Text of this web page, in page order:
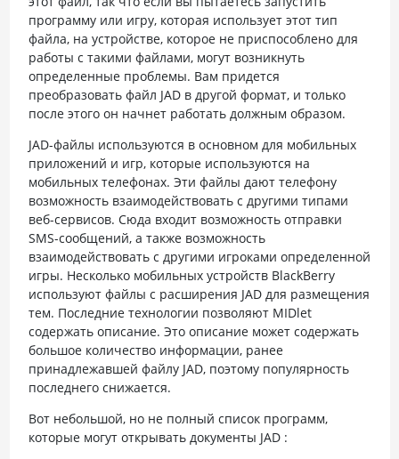
программу или игру, которая использует этот тип
файла, на устройстве, которое не приспособлено для
работы с такими файлами, могут возникнуть
определенные проблемы. Вам придется
преобразовать файл JAD в другой формат, и только
после этого он начнет работать должным образом.
JAD-файлы используются в основном для мобильных
приложений и игр, которые используются на
мобильных телефонах. Эти файлы дают телефону
возможность взаимодействовать с другими типами
веб-сервисов. Сюда входит возможность отправки
SMS-сообщений, а также возможность
взаимодействовать с другими игроками определенной
игры. Несколько мобильных устройств BlackBerry
используют файлы с расширения JAD для размещения
тем. Последние технологии позволяют MIDlet
содержать описание. Это описание может содержать
большое количество информации, ранее
принадлежавшей файлу JAD, поэтому популярность
последнего снижается.
Вот небольшой, но не полный список программ,
которые могут открывать документы JAD :